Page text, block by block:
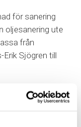
för sanering
oljesanering ute
från
Erik Sjögren till
att få elva nya
till tio